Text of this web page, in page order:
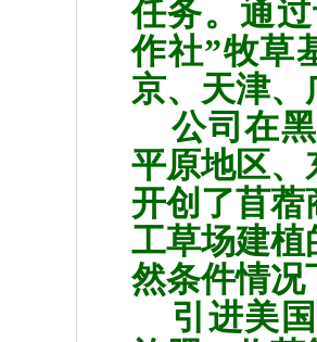
任务。通
作社”牧草
京、天津、
公司在
平原地区、
开创了苜蓿
工草场建植
然条件情况
引进美